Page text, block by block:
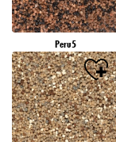
Peru5